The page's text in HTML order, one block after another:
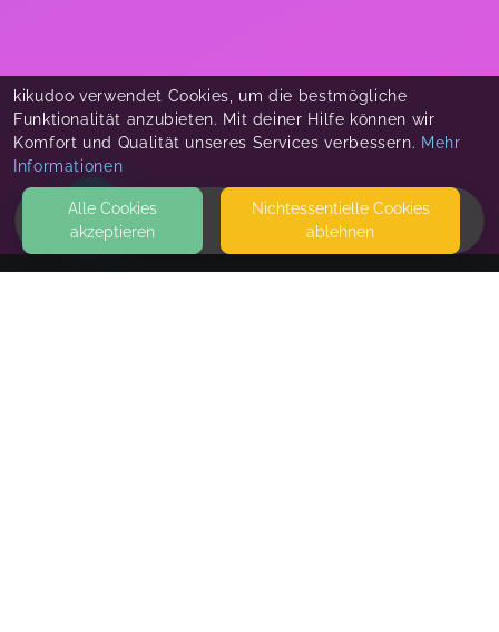
HOME
kikudoo verwendet Cookies, um die bestmögliche
Funktionalität anzubieten. Mit deiner Hilfe können wir
Komfort und Qualität unseres Services verbessern. Mehr
Informationen
Alle Cookies
akzeptieren
Nicht­essentielle Cookies
ablehnen